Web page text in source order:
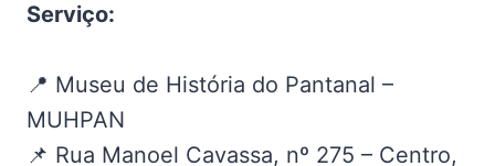
Serviço:
📍 Museu de História do Pantanal –
MUHPAN
📌 Rua Manoel Cavassa, nº 275 – Centro,